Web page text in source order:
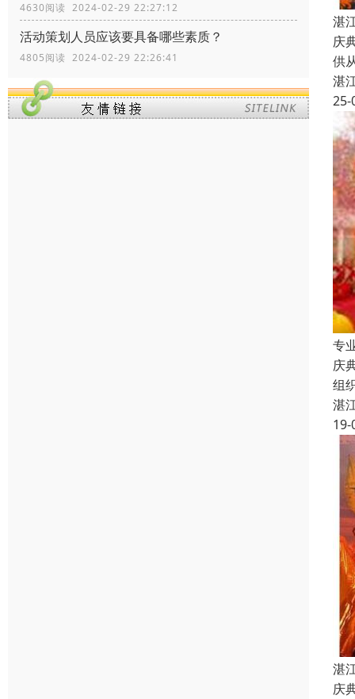
4630阅读 2024-02-29 22:27:12
活动策划人员应该要具备哪些素质？
4805阅读 2024-02-29 22:26:41
湛
庆
供
湛
25-
专
庆
组
湛
19-
湛
庆